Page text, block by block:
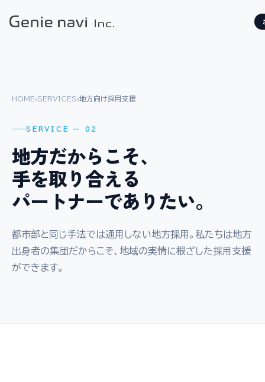
HOME›SERVICES›地方向け採用支援
SERVICE — 02
地方だからこそ、
手を取り合える
パートナーでありたい。
都市部と同じ手法では通用しない地方採用。私たちは地方
出身者の集団だからこそ、地域の実情に根ざした採用支援
ができます。